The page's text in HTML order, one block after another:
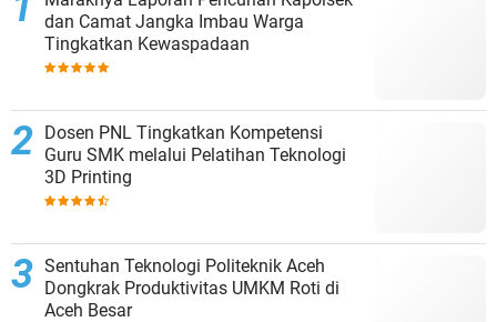
dan Camat Jangka Imbau Warga
Tingkatkan Kewaspadaan
Dosen PNL Tingkatkan Kompetensi
Guru SMK melalui Pelatihan Teknologi
3D Printing
Sentuhan Teknologi Politeknik Aceh
Dongkrak Produktivitas UMKM Roti di
Aceh Besar